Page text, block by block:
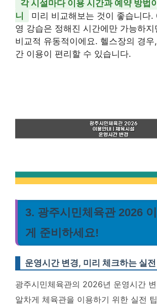
각 시설마다 이용 시간과 예약 방법
니
미리 비교해보는 것이 좋습니다.
영 강습은 정해진 시간에만 가능하
비교적 유동적이에요. 헬스장의 경
간 이용이 편리할 수 있습니다.
3. 광주시민체육관 2026
게 준비하세요!
운영시간 변경, 미리 체크하는 실전
광주시민체육관의 2026년 운영시간
알차게 체육관을 이용하기 위한 실전